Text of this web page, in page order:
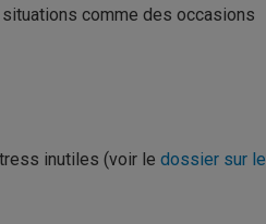
comme des occasions
inutiles (voir le dossier sur le